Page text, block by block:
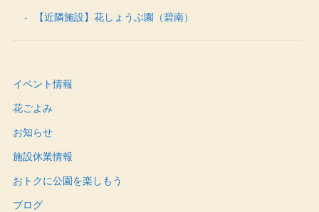
【近隣施設】花しょうぶ園（碧南）
イベント情報
花ごよみ
お知らせ
施設休業情報
おトクに公園を楽しもう
ブログ